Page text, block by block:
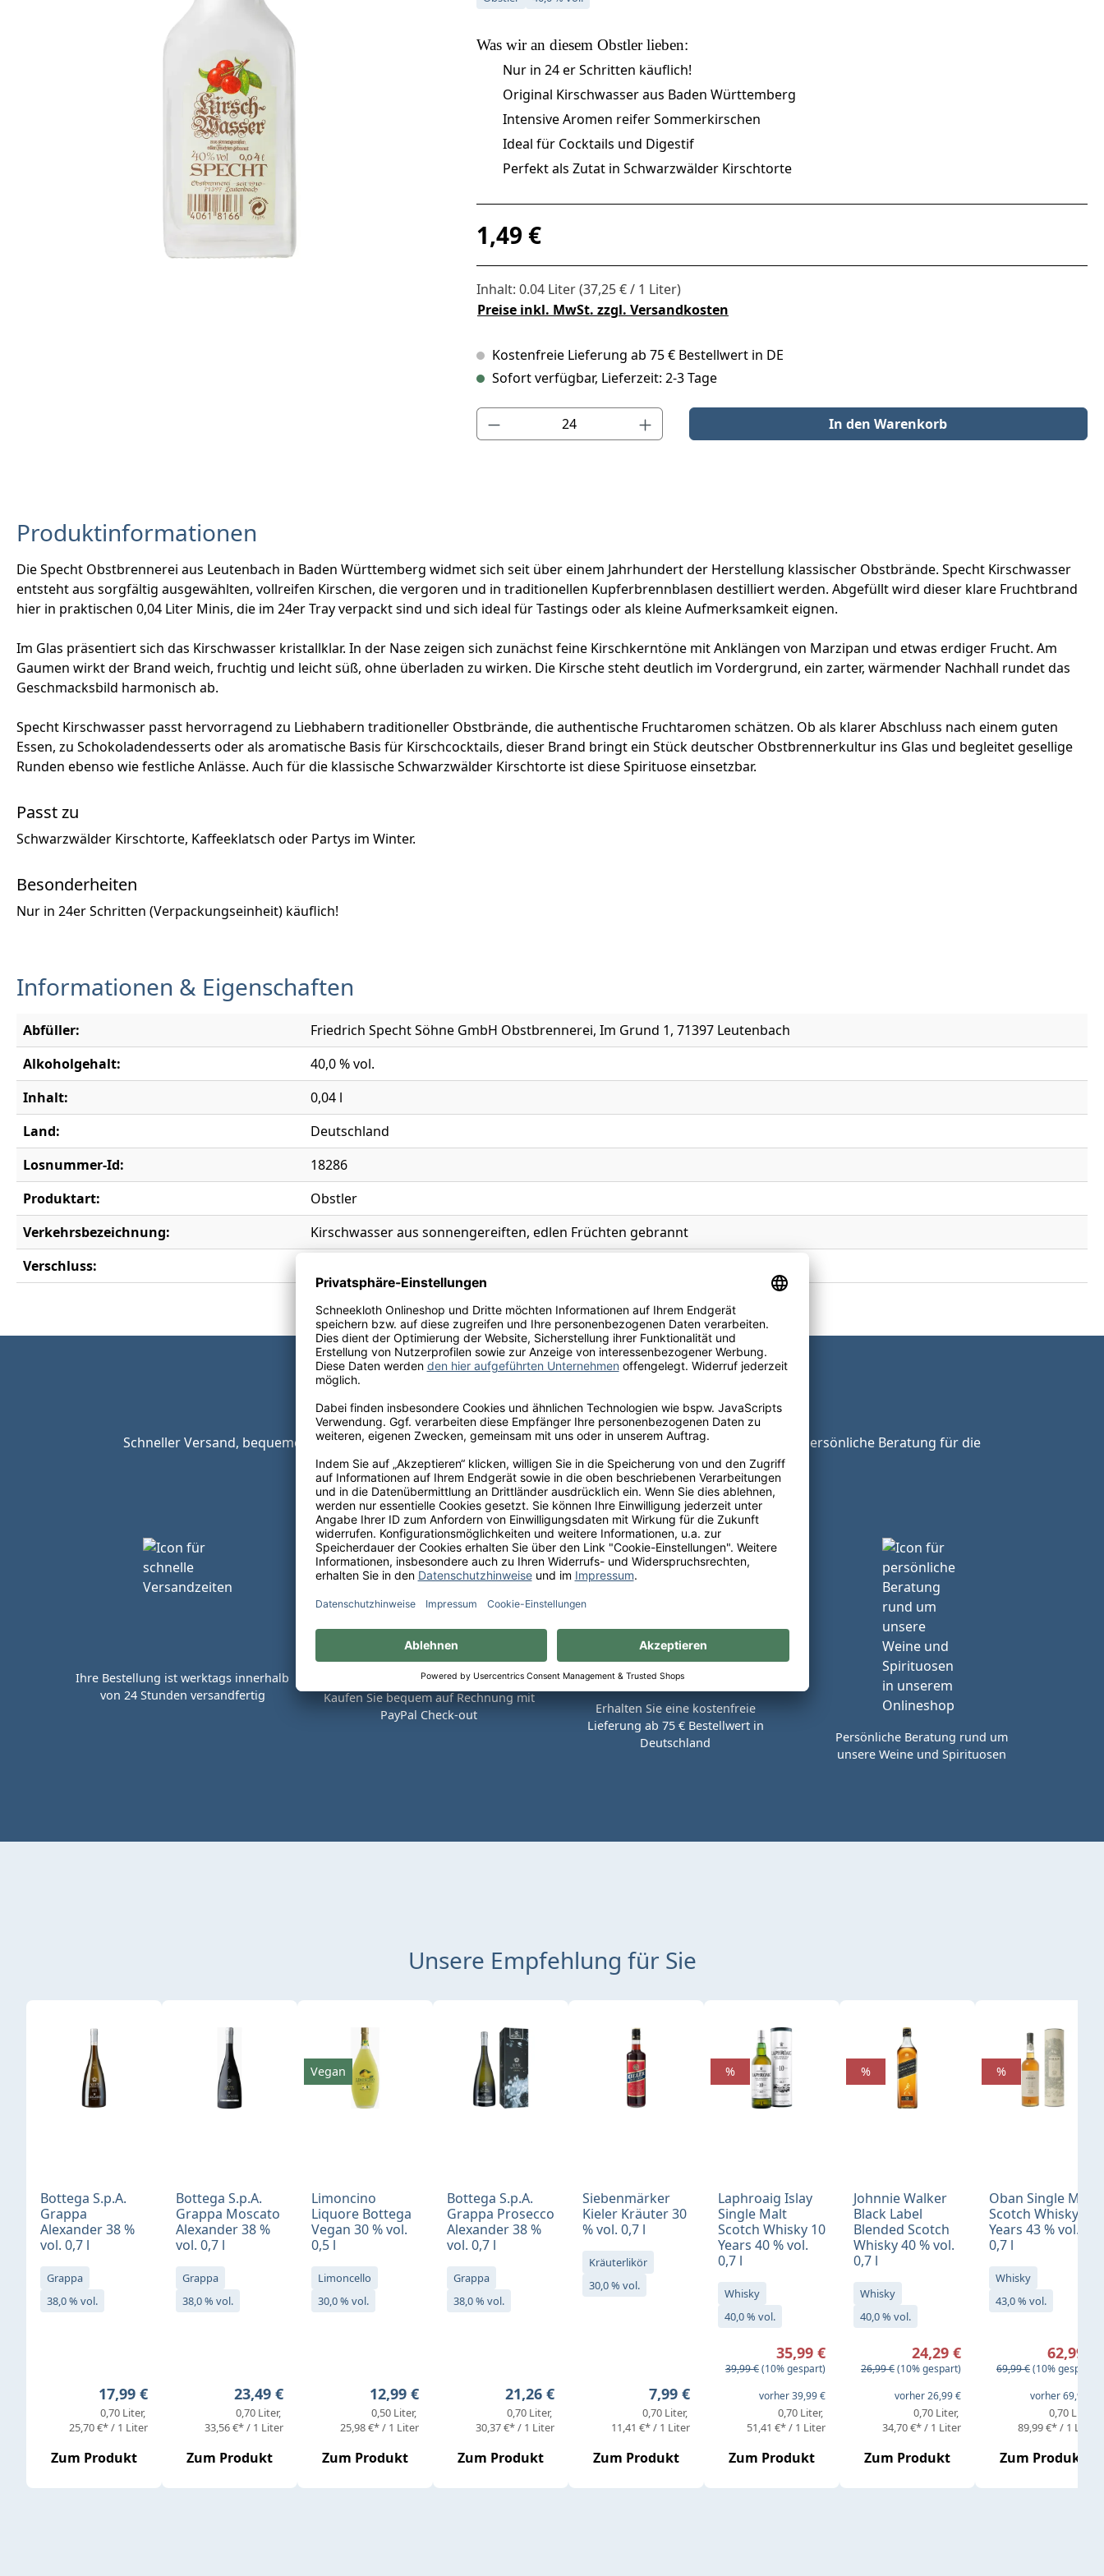
Was wir an diesem Obstlerlieben:
Nur in 24 er Schritten käuflich!
Original Kirschwasser aus Baden Württemberg
Intensive Aromen reifer Sommerkirschen
Ideal für Cocktails und Digestif
Perfekt als Zutat in Schwarzwälder Kirschtorte
Regulärer Preis:
1,49 €
Inhalt: 0.04 Liter(37,25 € / 1 Liter)
Preise inkl. MwSt. zzgl. Versandkosten
Kostenfreie Lieferung ab 75 € Bestellwert in DE
Sofort verfügbar, Lieferzeit: 2-3 Tage
Produkt Anzahl: Gib den gewünschten Wert ein oder benutze die Schaltflächen um die Anzahl zu erhöhen oder zu
In den Warenkorb
Produktinformationen
Die Specht Obstbrennerei aus Leutenbach in Baden Württemberg widmet sich seit über einem Jahrhundert der Herstellung klassischer Obstbrände. Specht Kirschwasser
entsteht aus sorgfältig ausgewählten, vollreifen Kirschen, die vergoren und in traditionellen Kupferbrennblasen destilliert werden. Abgefüllt wird dieser klare Fruchtbrand
hier in praktischen 0,04 Liter Minis, die im 24er Tray verpackt sind und sich ideal für Tastings oder als kleine Aufmerksamkeit eignen.
Im Glas präsentiert sich das Kirschwasser kristallklar. In der Nase zeigen sich zunächst feine Kirschkerntöne mit Anklängen von Marzipan und etwas erdiger Frucht. Am
Gaumen wirkt der Brand weich, fruchtig und leicht süß, ohne überladen zu wirken. Die Kirsche steht deutlich im Vordergrund, ein zarter, wärmender Nachhall rundet das
Geschmacksbild harmonisch ab.
Specht Kirschwasser passt hervorragend zu Liebhabern traditioneller Obstbrände, die authentische Fruchtaromen schätzen. Ob als klarer Abschluss nach einem guten
Essen, zu Schokoladendesserts oder als aromatische Basis für Kirschcocktails, dieser Brand bringt ein Stück deutscher Obstbrennerkultur ins Glas und begleitet gesellige
Runden ebenso wie festliche Anlässe. Auch für die klassische Schwarzwälder Kirschtorte ist diese Spirituose einsetzbar.
Passt zu
Schwarzwälder Kirschtorte, Kaffeeklatsch oder Partys im Winter.
Besonderheiten
Nur in 24er Schritten (Verpackungseinheit) käuflich!
Informationen & Eigenschaften
Abfüller:
Friedrich Specht Söhne GmbH Obstbrennerei, Im Grund 1, 71397 Leutenbach
Alkoholgehalt:
40,0 % vol.
Inhalt:
0,04 l
Land:
Deutschland
Losnummer-Id:
18286
Produktart:
Obstler
Verkehrsbezeichnung:
Kirschwasser aus sonnengereiften, edlen Früchten gebrannt
Verschluss:
Ihre Schneekloth-Vorteile
Schneller Versand, bequeme Zahlungsoptionen, kostenfreie Lieferung innerhalb Deutschlands sowie unsere persönliche Beratung für die
perfekte Weinauswahl.
Ihre Bestellung ist werktags innerhalb
von 24 Stunden versandfertig
Kaufen Sie bequem auf Rechnung mit
PayPal Check-out
Erhalten Sie eine kostenfreie
Lieferung ab 75 € Bestellwert in
Deutschland
Persönliche Beratung rund um
unsere Weine und Spirituosen
Unsere Empfehlung für Sie
Produktgalerie überspringen
Bottega S.p.A.
Grappa
Alexander 38 %
vol. 0,7 l
Grappa
38,0 % vol.
Regulärer Preis:
17,99 €
0,70 Liter
25,70 €* / 1 Liter
Zum Produkt
Bottega S.p.A.
Grappa Moscato
Alexander 38 %
vol. 0,7 l
Grappa
38,0 % vol.
Regulärer Preis:
23,49 €
0,70 Liter
33,56 €* / 1 Liter
Zum Produkt
Limoncino
Liquore Bottega
Vegan 30 % vol.
0,5 l
Limoncello
30,0 % vol.
Regulärer Preis:
12,99 €
0,50 Liter
25,98 €* / 1 Liter
Zum Produkt
Vegan
Bottega S.p.A.
Grappa Prosecco
Alexander 38 %
vol. 0,7 l
Grappa
38,0 % vol.
Regulärer Preis:
21,26 €
0,70 Liter
30,37 €* / 1 Liter
Zum Produkt
Siebenmärker
Kieler Kräuter 30
% vol. 0,7 l
Kräuterlikör
30,0 % vol.
Regulärer Preis:
7,99 €
0,70 Liter
11,41 €* / 1 Liter
Zum Produkt
Laphroaig Islay
Single Malt
Scotch Whisky 10
Years 40 % vol.
0,7 l
Whisky
40,0 % vol.
Verkaufspreis:
35,99 €
Regulärer Preis:
39,99 €(10% gespart)
vorher 39,99 €
0,70 Liter
51,41 €* / 1 Liter
Zum Produkt
%
Johnnie Walker
Black Label
Blended Scotch
Whisky 40 % vol.
0,7 l
Whisky
40,0 % vol.
Verkaufspreis:
24,29 €
Regulärer Preis:
26,99 €(10% gespart)
vorher 26,99 €
0,70 Liter
34,70 €* / 1 Liter
Zum Produkt
%
Oban Single Malt
Scotch Whisky 14
Years 43 % vol.
0,7 l
Whisky
43,0 % vol.
Verkaufspreis:
62,99 €
Regulärer Preis:
69,99 €(10% gespart)
vorher 69,99 €
0,70 Liter
89,99 €* / 1 Liter
Zum Produkt
%